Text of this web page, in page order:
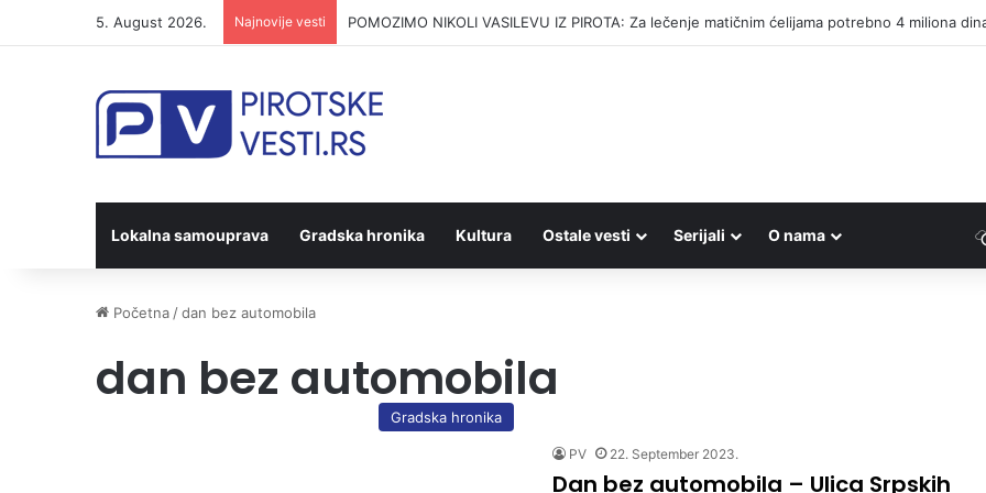
5. August 2026. Najnovije vesti POMOZIMO NIKOLI VASILEVU IZ PIROTA: Za lečenje matičnim ćelijama potrebno 4 miliona
Lokalna samouprava Gradska hronika Kultura Ostale vesti Serijali O nama
Početna /dan bez automobila
dan bez automobila
Gradska hronika
PV 22. September 2023.
Dan bez automobila – Ulica Srpskih